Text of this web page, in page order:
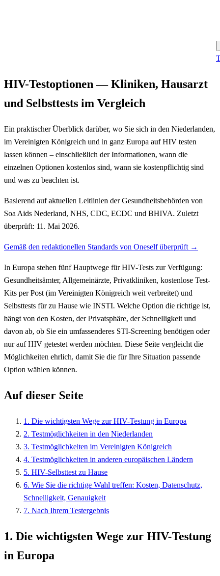
HIV-Testoptionen — Kliniken, Hausarzt
und Selbsttests im Vergleich
Ein praktischer Überblick darüber, wo Sie sich in den Niederlanden,
im Vereinigten Königreich und in ganz Europa auf HIV testen
lassen können – einschließlich der Informationen, wann die
einzelnen Optionen kostenlos sind, wann sie kostenpflichtig sind
und was zu beachten ist.
Basierend auf aktuellen Leitlinien der Gesundheitsbehörden von
Soa Aids Nederland, NHS, CDC, ECDC und BHIVA. Zuletzt
überprüft: 11. Mai 2026.
Gemäß den redaktionellen Standards von Oneself überprüft →
In Europa stehen fünf Hauptwege für HIV-Tests zur Verfügung:
Gesundheitsämter, Allgemeinärzte, Privatkliniken, kostenlose Test-
Kits per Post (im Vereinigten Königreich weit verbreitet) und
Selbsttests für zu Hause wie INSTI. Welche Option die richtige ist,
hängt von den Kosten, der Privatsphäre, der Schnelligkeit und
davon ab, ob Sie ein umfassenderes STI-Screening benötigen oder
nur auf HIV getestet werden möchten. Diese Seite vergleicht die
Möglichkeiten ehrlich, damit Sie die für Ihre Situation passende
Option wählen können.
Auf dieser Seite
1. Die wichtigsten Wege zur HIV-Testung in Europa
2. Testmöglichkeiten in den Niederlanden
3. Testmöglichkeiten im Vereinigten Königreich
4. Testmöglichkeiten in anderen europäischen Ländern
5. HIV-Selbsttest zu Hause
6. Wie Sie die richtige Wahl treffen: Kosten, Datenschutz,
Schnelligkeit, Genauigkeit
7. Nach Ihrem Testergebnis
1. Die wichtigsten Wege zur HIV-Testung
in Europa